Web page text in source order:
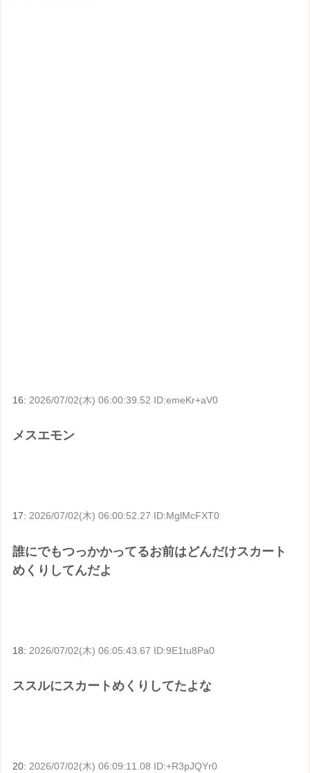
16: 2026/07/02(木) 06:00:39.52 ID:emeKr+aV0
メスエモン
17:2026/07/02(木) 06:00:52.27 ID:MglMcFXT0
誰にでもつっかかってるお前はどんだけスカート
めくりしてんだよ
18: 2026/07/02(木) 06:05:43.67 ID:9E1tu8Pa0
ススルにスカートめくりしてたよな
20: 2026/07/02(木) 06:09:11.08 ID:+R3pJQYr0